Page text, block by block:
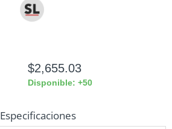
$2,655.03
Disponible: +50
Especificaciones